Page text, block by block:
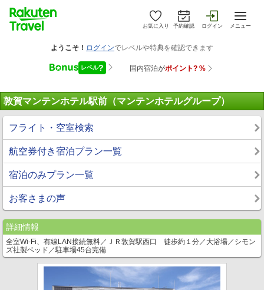
お気に入り 予約確認 ログイン メニュー
敦賀マンテンホテル駅前（マンテンホテルグループ）
フライト・空室検索
航空券付き宿泊プラン一覧
宿泊のみプラン一覧
お客さまの声
詳細情報
全室Wi-Fi、有線LAN接続無料／ＪＲ敦賀駅西口 徒歩約１分／大浴場／シモン
ズ社製ベッド／駐車場45台完備